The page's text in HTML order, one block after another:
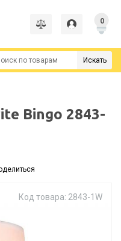
0
Искать
Bingo 2843-
Код товара: 2843-1W